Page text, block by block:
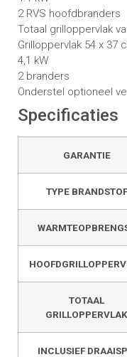
2 RVS hoofdbranders
Totaal grilloppervlak
Grilloppervlak 54 x 37
4,1 kW
2 branders
Onderstel optioneel
Specificaties
GARANTIE
TYPE BRANDSTOF
TOTAAL
GRILLOPPERVLAK
INCLUSIEF